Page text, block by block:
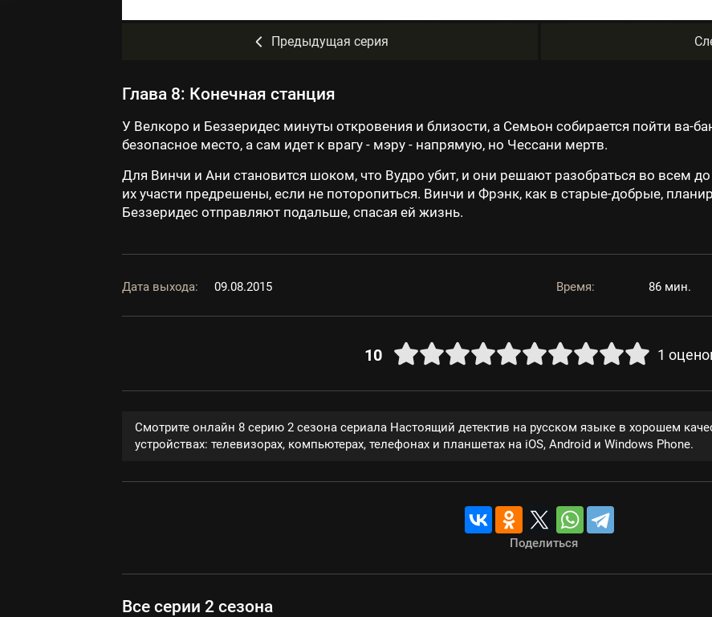
Предыдущая серия
Глава 8: Конечная станция
У Велкоро и Беззеридес минуты откровения и близости, а Семьон собирается пойти ва-
безопасное место, а сам идет к врагу - мэру - напрямую, но Чессани мертв.
Для Винчи и Ани становится шоком, что Вудро убит, и они решают разобраться во всем
их участи предрешены, если не поторопиться. Винчи и Фрэнк, как в старые-добрые,
Беззеридес отправляют подальше, спасая ей жизнь.
Дата выхода: 09.08.2015 Время: 86 мин.
10 1
Смотрите онлайн 8 серию 2 сезона сериала Настоящий детектив на русском языке в хорошем
устройствах: телевизорах, компьютерах, телефонах и планшетах на iOS, Android и Windows Phone.
Поделиться
Все серии 2 сезона